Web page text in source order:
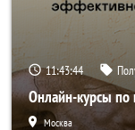
11:43:42
Онлайн-курсы по
Москва